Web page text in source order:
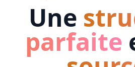
Une
parfaite